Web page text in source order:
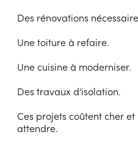
Des rénovations
Une toiture à refaire.
Une cuisine à moderniser.
Des travaux d'isolation.
Ces projets coûtent cher
attendre.